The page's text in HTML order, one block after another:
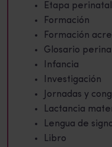
Etapa perinatal
Formación
Formación
Glosario
Infancia
Investigación
Jornadas y
Lactancia
Lengua de
Libro